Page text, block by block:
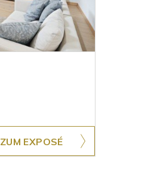
ZUM EXPOSÉ